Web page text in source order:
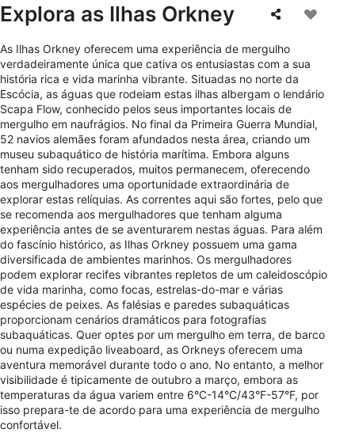
Explora as Ilhas Orkney
As Ilhas Orkney oferecem uma experiência de mergulho
verdadeiramente única que cativa os entusiastas com a sua
história rica e vida marinha vibrante. Situadas no norte da
Escócia, as águas que rodeiam estas ilhas albergam o lendário
Scapa Flow, conhecido pelos seus importantes locais de
mergulho em naufrágios. No final da Primeira Guerra Mundial,
52 navios alemães foram afundados nesta área, criando um
museu subaquático de história marítima. Embora alguns
tenham sido recuperados, muitos permanecem, oferecendo
aos mergulhadores uma oportunidade extraordinária de
explorar estas relíquias. As correntes aqui são fortes, pelo que
se recomenda aos mergulhadores que tenham alguma
experiência antes de se aventurarem nestas águas. Para além
do fascínio histórico, as Ilhas Orkney possuem uma gama
diversificada de ambientes marinhos. Os mergulhadores
podem explorar recifes vibrantes repletos de um caleidoscópio
de vida marinha, como focas, estrelas-do-mar e várias
espécies de peixes. As falésias e paredes subaquáticas
proporcionam cenários dramáticos para fotografias
subaquáticas. Quer optes por um mergulho em terra, de barco
ou numa expedição liveaboard, as Orkneys oferecem uma
aventura memorável durante todo o ano. No entanto, a melhor
visibilidade é tipicamente de outubro a março, embora as
temperaturas da água variem entre 6°C-14°C/43°F-57°F, por
isso prepara-te de acordo para uma experiência de mergulho
confortável.